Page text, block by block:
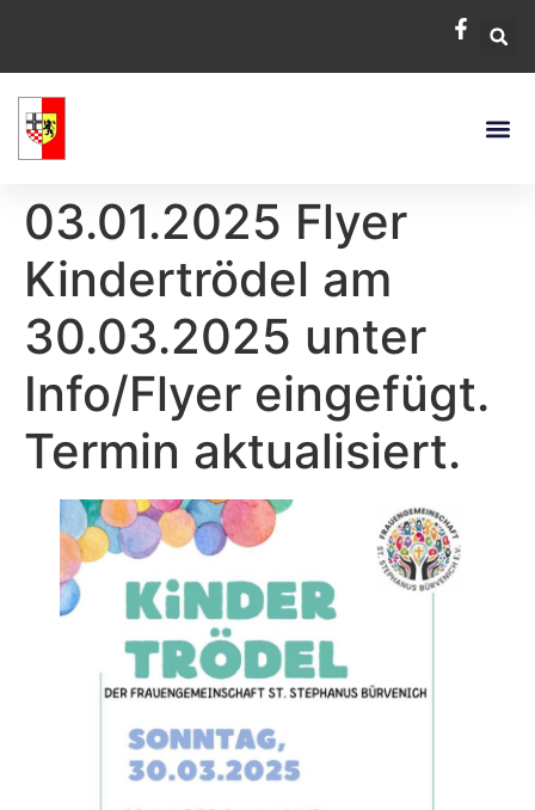
03.01.2025 Flyer
Kindertrödel am
30.03.2025 unter
Info/Flyer eingefügt.
Termin aktualisiert.